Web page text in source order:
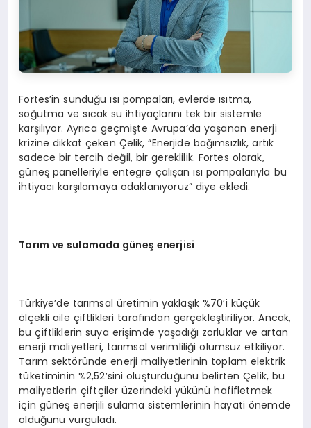
Fortes’in sunduğu ısı pompaları, evlerde ısıtma,
soğutma ve sıcak su ihtiyaçlarını tek bir sistemle
karşılıyor. Ayrıca geçmişte Avrupa’da yaşanan enerji
krizine dikkat çeken Çelik, “Enerjide bağımsızlık, artık
sadece bir tercih değil, bir gereklilik. Fortes olarak,
güneş panelleriyle entegre çalışan ısı pompalarıyla bu
ihtiyacı karşılamaya odaklanıyoruz” diye ekledi.
Tarım ve sulamada güneş enerjisi
Türkiye’de tarımsal üretimin yaklaşık %70’i küçük
ölçekli aile çiftlikleri tarafından gerçekleştiriliyor. Ancak,
bu çiftliklerin suya erişimde yaşadığı zorluklar ve artan
enerji maliyetleri, tarımsal verimliliği olumsuz etkiliyor.
Tarım sektöründe enerji maliyetlerinin toplam elektrik
tüketiminin %2,52’sini oluşturduğunu belirten Çelik, bu
maliyetlerin çiftçiler üzerindeki yükünü hafifletmek
için güneş enerjili sulama sistemlerinin hayati önemde
olduğunu vurguladı.